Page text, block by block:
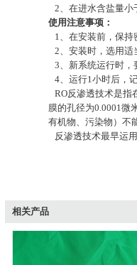
2、在进水含盐量小
使用注意事项：
1、在安装前，保持
2、安装时，选用适
3、新系统运行时，
4、运行1小时后，
RO反渗透技术是指
膜的孔径为0.0001微
有机物、污染物）不
反渗透技术最早运
相关产品